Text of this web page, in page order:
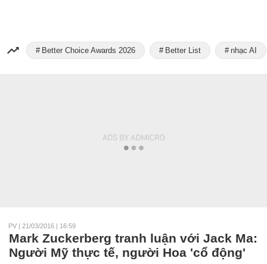
Better Choice Awards 2026 Better List nhạc AI
PV | 21/03/2016 | 16:59
Mark Zuckerberg tranh luận với Jack Ma:
Người Mỹ thực tế, người Hoa 'cổ động'